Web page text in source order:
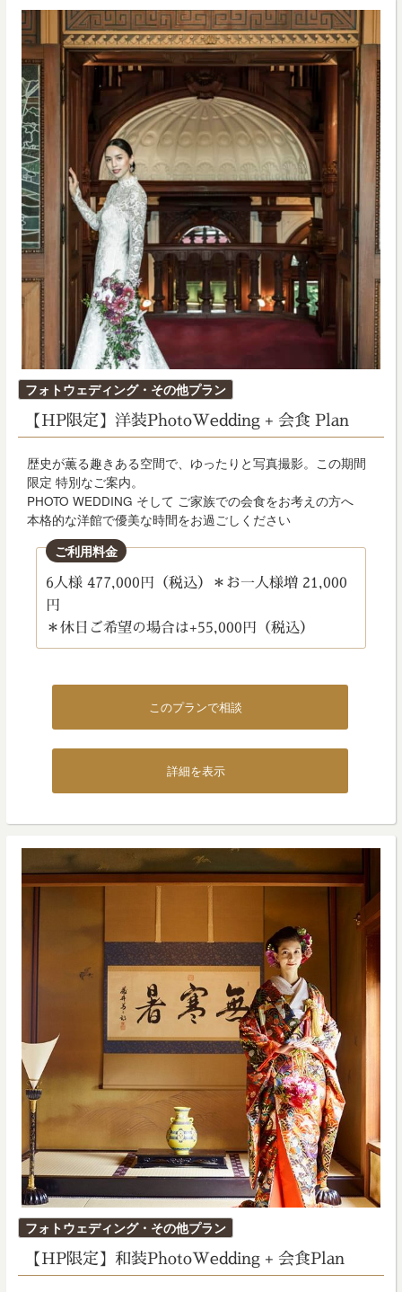
フォトウェディング・その他プラン
日:
【HP限定】洋装PhotoWedding + 会食 Plan
歴史が薫る趣きある空間で、ゆったりと写真撮影。この期間
限定 特別なご案内。
PHOTO WEDDING そして ご家族での会食をお考えの方へ
本格的な洋館で優美な時間をお過ごしください
ご利用料金
6人様 477,000円（税込）＊お一人様増 21,000
円
＊休日ご希望の場合は+55,000円（税込）
このプランで相談
詳細を表示
フォトウェディング・その他プラン
日:
【HP限定】和装PhotoWedding + 会食Plan